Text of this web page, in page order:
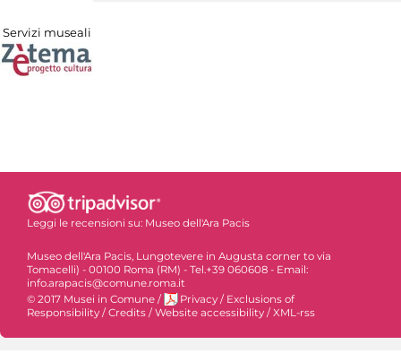
Servizi museali
Leggi le recensioni su: Museo dell'Ara Pacis
Museo dell'Ara Pacis, Lungotevere in Augusta corner to via
Tomacelli) - 00100 Roma (RM) - Tel.+39 060608 - Email:
info.arapacis@comune.roma.it
© 2017 Musei in Comune / Privacy / Exclusions of
Responsibility / Credits / Website accessibility / XML-rss